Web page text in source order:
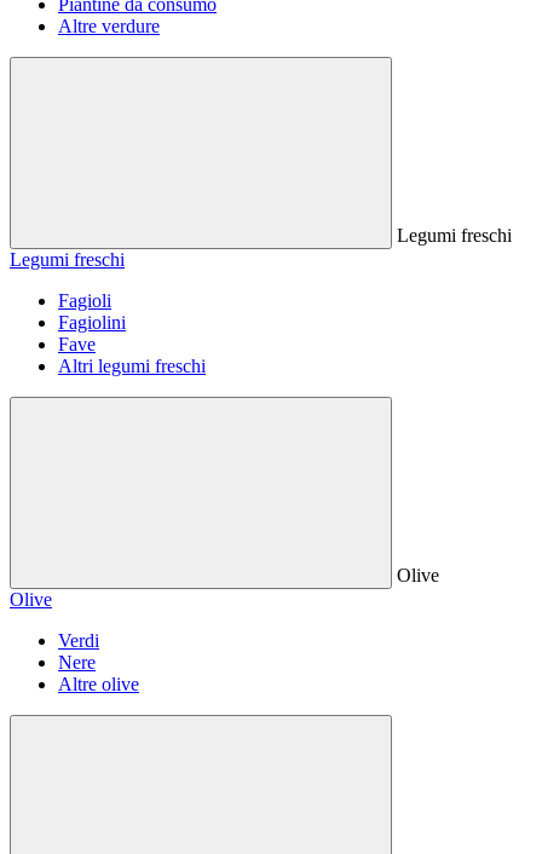
Piantine da consumo
Altre verdure
Legumi freschi
Legumi freschi
Fagioli
Fagiolini
Fave
Altri legumi freschi
Olive
Olive
Verdi
Nere
Altre olive